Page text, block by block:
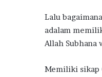
Lalu
adalam
Allah Subhana
Memiliki sikap